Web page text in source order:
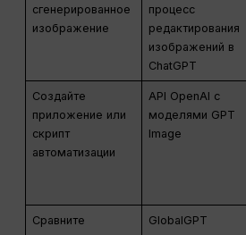
сгенерированное
изображение
процесс
редактирования
изображений в
ChatGPT
Создайте
приложение или
скрипт
автоматизации
API OpenAI с
моделями GPT
Image
Сравните
GlobalGPT